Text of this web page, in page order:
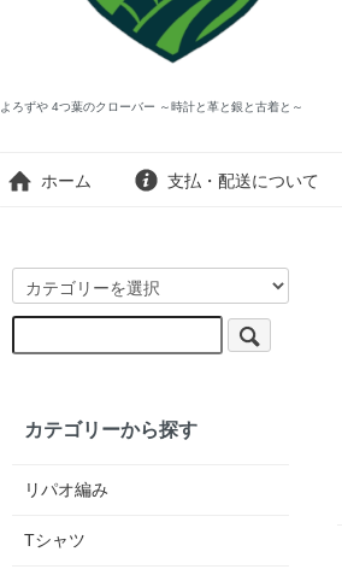
よろずや 4つ葉のクローバー ～時計と革と銀と古着と～
ホーム 支払・配送について
カテゴリーから探す
リパオ編み
Tシャツ